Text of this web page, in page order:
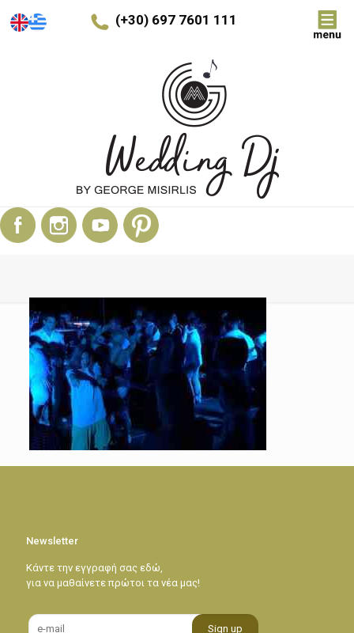
(+30) 697 7601 111
Newsletter
Κάντε την εγγραφή σας εδώ,
για να μαθαίνετε πρώτοι τα νέα μας!